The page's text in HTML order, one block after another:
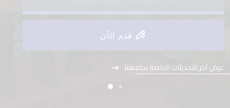
قدم الآن
عرض آخر التحديثات الخاصة بجامعتنا